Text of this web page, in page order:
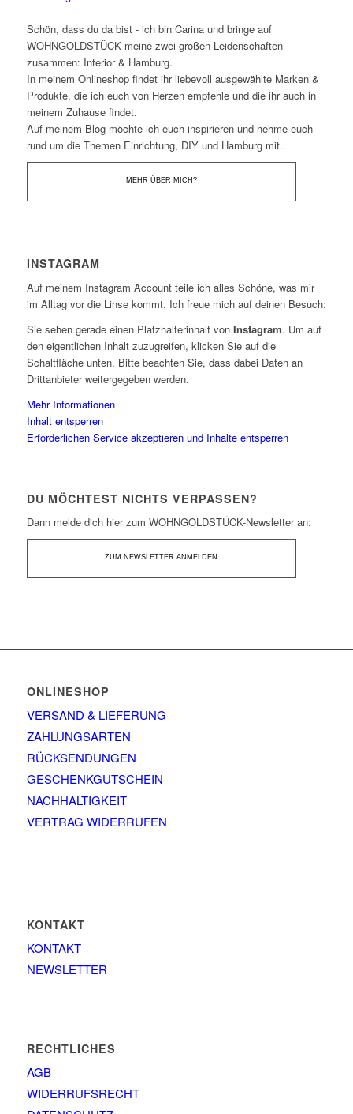
Schön, dass du da bist - ich bin Carina und bringe auf
WOHNGOLDSTÜCK meine zwei großen Leidenschaften
zusammen: Interior & Hamburg.
In meinem Onlineshop findet ihr liebevoll ausgewählte Marken &
Produkte, die ich euch von Herzen empfehle und die ihr auch in
meinem Zuhause findet.
Auf meinem Blog möchte ich euch inspirieren und nehme euch
rund um die Themen Einrichtung, DIY und Hamburg mit..
MEHR ÜBER MICH?
INSTAGRAM
Auf meinem Instagram Account teile ich alles Schöne, was mir
im Alltag vor die Linse kommt. Ich freue mich auf deinen Besuch:
Sie sehen gerade einen Platzhalterinhalt von Instagram. Um auf
den eigentlichen Inhalt zuzugreifen, klicken Sie auf die
Schaltfläche unten. Bitte beachten Sie, dass dabei Daten an
Drittanbieter weitergegeben werden.
Mehr Informationen
Inhalt entsperren
Erforderlichen Service akzeptieren und Inhalte entsperren
DU MÖCHTEST NICHTS VERPASSEN?
Dann melde dich hier zum WOHNGOLDSTÜCK-Newsletter an:
ZUM NEWSLETTER ANMELDEN
ONLINESHOP
VERSAND & LIEFERUNG
ZAHLUNGSARTEN
RÜCKSENDUNGEN
GESCHENKGUTSCHEIN
NACHHALTIGKEIT
VERTRAG WIDERRUFEN
KONTAKT
KONTAKT
NEWSLETTER
RECHTLICHES
AGB
WIDERRUFSRECHT